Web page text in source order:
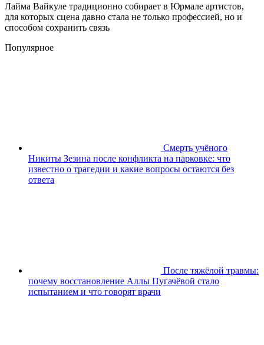
Лайма Вайкуле традиционно собирает в Юрмале артистов,
для которых сцена давно стала не только профессией, но и
способом сохранить связь
Популярное
Смерть учёного
Никиты Зезина после конфликта на парковке: что
известно о трагедии и какие вопросы остаются без
ответа
После тяжёлой травмы:
почему восстановление Аллы Пугачёвой стало
испытанием и что говорят врачи